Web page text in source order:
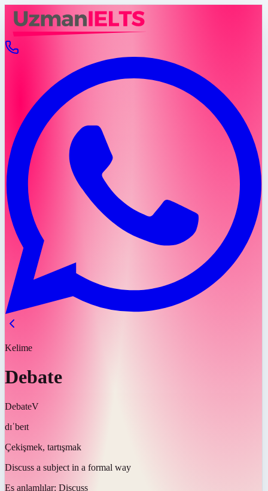
Kelime
Debate
DebateV
dɪˈbeɪt
Çekişmek, tartışmak
Discuss a subject in a formal way
Eş anlamlılar: Discuss